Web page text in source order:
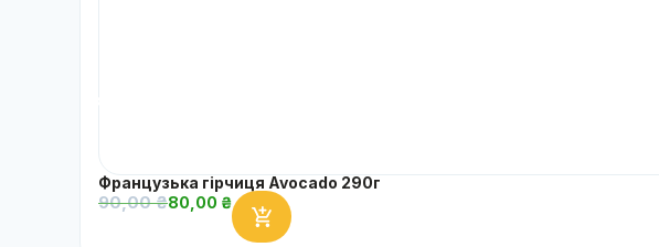
Французька гірчиця Avocado 290г
90,00₴80,00 ₴